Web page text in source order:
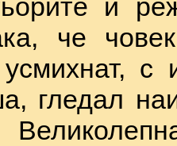
и
че
с
гледал